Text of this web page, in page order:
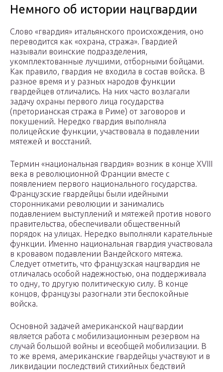
Немного об истории нацгвардии
Слово «гвардия» итальянского происхождения, оно
переводится как «охрана, стража». Гвардией
называли воинские подразделения,
укомплектованные лучшими, отборными бойцами.
Как правило, гвардия не входила в состав войска. В
разное время и у разных народов функции
гвардейцев отличались. На них часто возлагали
задачу охраны первого лица государства
(преторианская стража в Риме) от заговоров и
покушений. Нередко гвардия выполняла
полицейские функции, участвовала в подавлении
мятежей и восстаний.
Термин «национальная гвардия» возник в конце XVIII
века в революционной Франции вместе с
появлением первого национального государства.
Французские гвардейцы были идейными
сторонниками революции и занимались
подавлением выступлений и мятежей против нового
правительства, обеспечивали общественный
порядок на улицах. Нередко выполняли карательные
функции. Именно национальная гвардия участвовала
в кровавом подавлении Вандейского мятежа.
Следует отметить, что французская нацгвардия не
отличалась особой надежностью, она поддерживала
то одну, то другую политическую силу. В конце
концов, французы разогнали эти беспокойные
войска.
Основной задачей американской нацгвардии
является работа с мобилизационным резервом на
случай большой войны и всеобщей мобилизации. В
то же время, американские гвардейцы участвуют и в
ликвидации последствий стихийных бедствий